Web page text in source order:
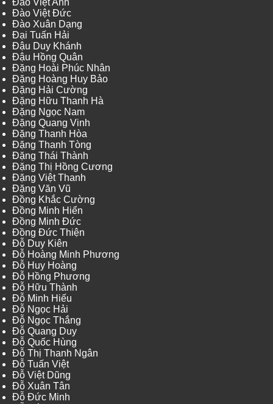
Đào Việt Đức
Đào Xuân Dạng
Đại Tuấn Hải
Đậu Duy Khánh
Đậu Hồng Quân
Đặng Hoài Phúc Nhân
Đặng Hoàng Huy Bảo
Đặng Hải Cường
Đặng Hữu Thanh Hà
Đặng Ngọc Nam
Đặng Quang Vinh
Đặng Thanh Hòa
Đặng Thanh Tòng
Đặng Thái Thành
Đặng Thị Hồng Cương
Đặng Việt Thanh
Đặng Văn Vũ
Đồng Khắc Cường
Đồng Minh Hiển
Đồng Minh Đức
Đồng Đức Thiện
Đỗ Duy Kiên
Đỗ Hoàng Minh Phương
Đỗ Huy Hoàng
Đỗ Hồng Phương
Đỗ Hữu Thành
Đỗ Minh Hiếu
Đỗ Ngọc Hải
Đỗ Ngọc Thắng
Đỗ Quang Duy
Đỗ Quốc Hùng
Đỗ Thị Thanh Ngân
Đỗ Tuấn Việt
Đỗ Việt Dũng
Đỗ Xuân Tân
Đỗ Đức Minh